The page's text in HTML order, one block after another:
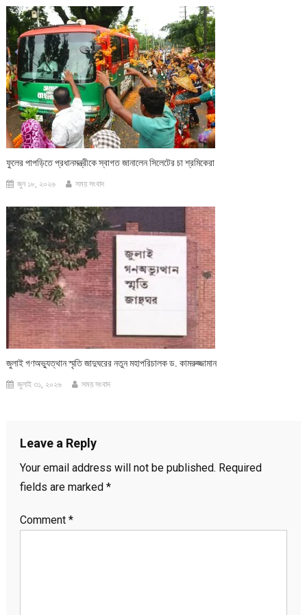
ফুলের পাপড়িতে প্রধানমন্ত্রীকে স্বাগত জানালেন সিলেটের চা শ্রমিকেরা
জুন ১৮, ২০২৬ সময় সংবাদ
জুলাই গণঅভ্যুত্থান স্মৃতি জাদুঘরের নতুন মহাপরিচালক ড. কামরুজ্জামান
জুলাই ৩১, ২০২৬ সময় সংবাদ
Leave a Reply
Your email address will not be published. Required
fields are marked *
Comment *